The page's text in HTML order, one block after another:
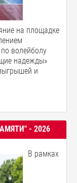
на площадке
волейболу
надежды»
и
- 2026
В рамках